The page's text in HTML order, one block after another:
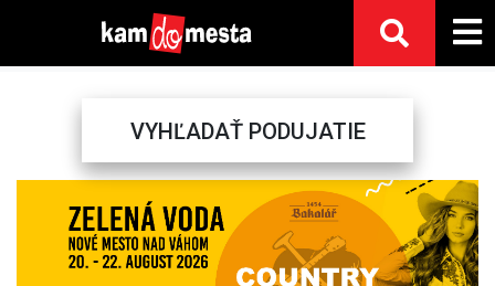
VYHĽADAŤ PODUJATIE